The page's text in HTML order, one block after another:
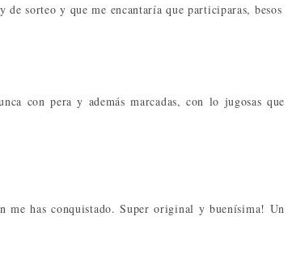
sorteo y que me encantaría que participaras, besos
con pera y además marcadas, con lo jugosas que
me has conquistado. Super original y buenísima! Un